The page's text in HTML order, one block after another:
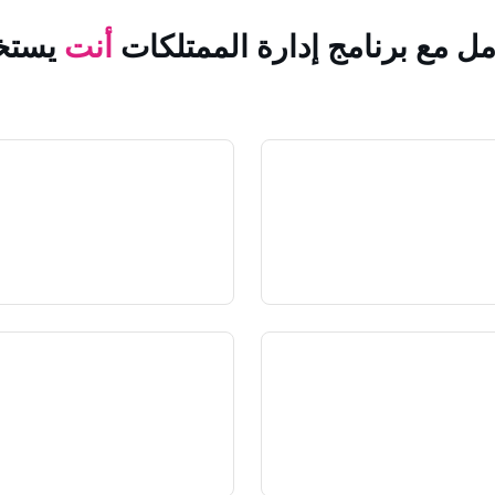
مع برنامج إدارة الممتلكات أنت